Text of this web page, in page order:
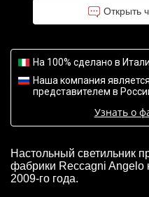
Открыть
На 100% сделано в
Наша компания
представителем в
Узнать о
Настольный светильник
фабрики Reccagni Angelo
2009-го года.